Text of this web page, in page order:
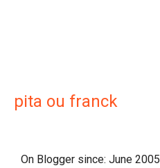
pita ou franck
On Blogger since: June 2005